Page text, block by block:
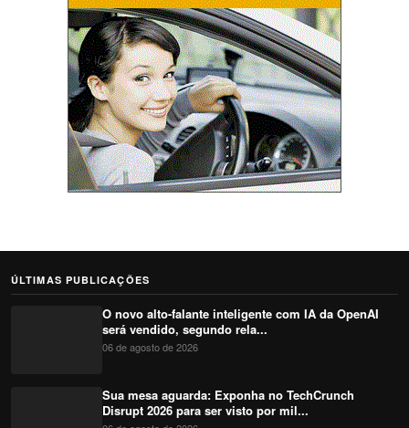
ÚLTIMAS PUBLICAÇÕES
O novo alto-falante inteligente com IA da OpenAI
será vendido, segundo rela...
06 de agosto de 2026
Sua mesa aguarda: Exponha no TechCrunch
Disrupt 2026 para ser visto por mil...